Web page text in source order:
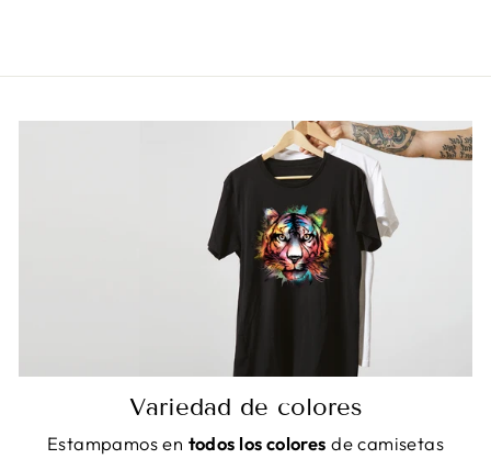
Variedad de colores
Estampamos en todos los colores de camisetas